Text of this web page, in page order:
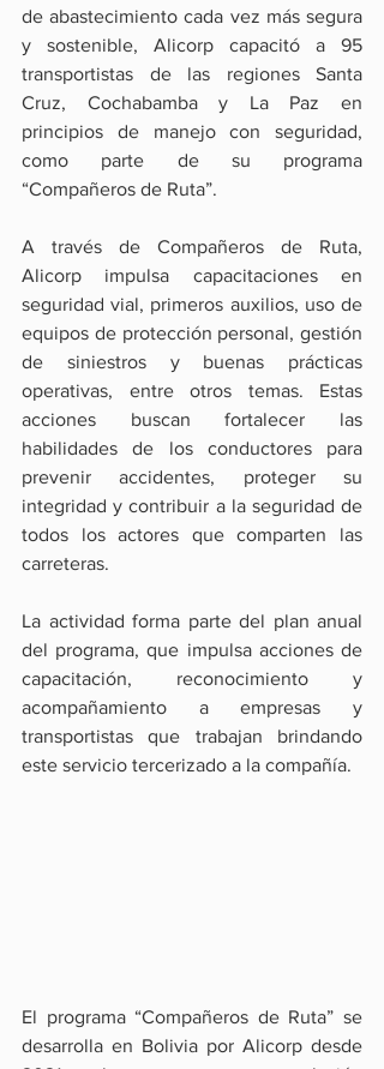
de abastecimiento cada vez más segura
y sostenible, Alicorp capacitó a 95
transportistas de las regiones Santa
Cruz, Cochabamba y La Paz en
principios de manejo con seguridad,
como parte de su programa
“Compañeros de Ruta”.
A través de Compañeros de Ruta,
Alicorp impulsa capacitaciones en
seguridad vial, primeros auxilios, uso de
equipos de protección personal, gestión
de siniestros y buenas prácticas
operativas, entre otros temas. Estas
acciones buscan fortalecer las
habilidades de los conductores para
prevenir accidentes, proteger su
integridad y contribuir a la seguridad de
todos los actores que comparten las
carreteras.
La actividad forma parte del plan anual
del programa, que impulsa acciones de
capacitación, reconocimiento y
acompañamiento a empresas y
transportistas que trabajan brindando
este servicio tercerizado a la compañía.
El programa “Compañeros de Ruta” se
desarrolla en Bolivia por Alicorp desde